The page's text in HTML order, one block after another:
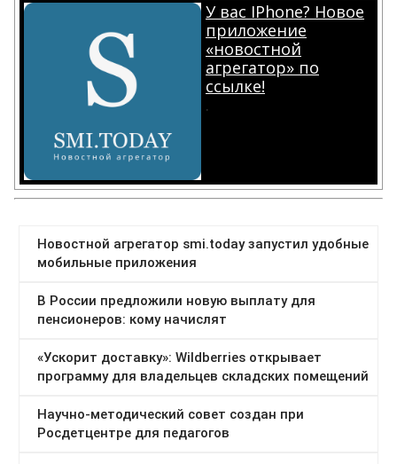
У вас IPhone? Новое
приложение
«новостной
агрегатор» по
ссылке!
.